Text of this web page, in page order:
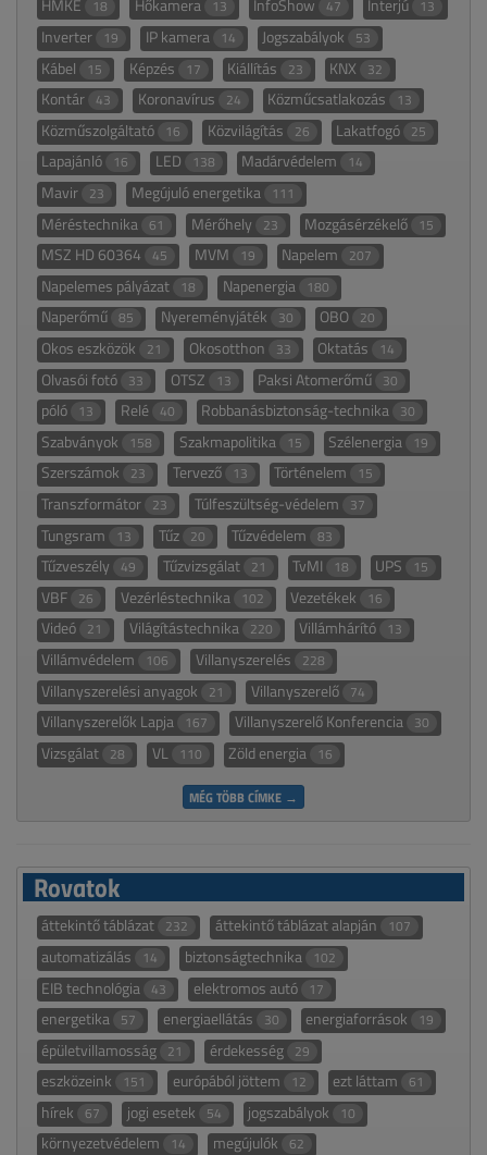
HMKE 18 Hőkamera 13 InfoShow 47 Interjú 13
Inverter 19 IP kamera 14 Jogszabályok 53
Kábel 15 Képzés 17 Kiállítás 23 KNX 32
Kontár 43 Koronavírus 24 Közműcsatlakozás 13
Közműszolgáltató 16 Közvilágítás 26 Lakatfogó 25
Lapajánló 16 LED 138 Madárvédelem 14
Mavir 23 Megújuló energetika 111
Méréstechnika 61 Mérőhely 23 Mozgásérzékelő 15
MSZ HD 60364 45 MVM 19 Napelem 207
Napelemes pályázat 18 Napenergia 180
Naperőmű 85 Nyereményjáték 30 OBO 20
Okos eszközök 21 Okosotthon 33 Oktatás 14
Olvasói fotó 33 OTSZ 13 Paksi Atomerőmű 30
póló 13 Relé 40 Robbanásbiztonság-technika 30
Szabványok 158 Szakmapolitika 15 Szélenergia 19
Szerszámok 23 Tervező 13 Történelem 15
Transzformátor 23 Túlfeszültség-védelem 37
Tungsram 13 Tűz 20 Tűzvédelem 83
Tűzveszély 49 Tűzvizsgálat 21 TvMI 18 UPS 15
VBF 26 Vezérléstechnika 102 Vezetékek 16
Videó 21 Világítástechnika 220 Villámhárító 13
Villámvédelem 106 Villanyszerelés 228
Villanyszerelési anyagok 21 Villanyszerelő 74
Villanyszerelők Lapja 167 Villanyszerelő Konferencia 30
Vizsgálat 28 VL 110 Zöld energia 16
MÉG TÖBB CÍMKE →
Rovatok
áttekintő táblázat 232 áttekintő táblázat alapján 107
automatizálás 14 biztonságtechnika 102
EIB technológia 43 elektromos autó 17
energetika 57 energiaellátás 30 energiaforrások 19
épületvillamosság 21 érdekesség 29
eszközeink 151 európából jöttem 12 ezt láttam 61
hírek 67 jogi esetek 54 jogszabályok 10
környezetvédelem 14 megújulók 62